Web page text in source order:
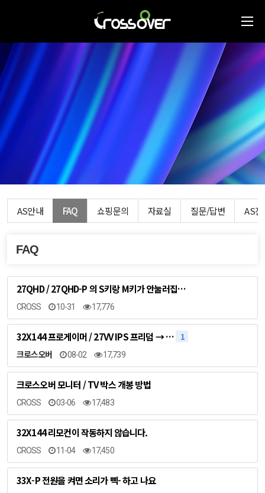
AS안내 FAQ 쇼핑문의 자료실 질문/답변 AS진
FAQ
27QHD / 27QHD-P 의 S키랑 M키가 안눌러집…
CROSS 10-31 17,776
32X144 프로게이머 / 27VV IPS 프리덤 → … 1
크로스오버 08-02 17,739
크로스오버 모니터 / TV 박스 개봉 방법
CROSS 03-06 17,483
32X144 리모컨이 작동하지 않습니다.
CROSS 11-04 17,450
33X-P 전원을 켜면 소리가 삑- 하고 나요